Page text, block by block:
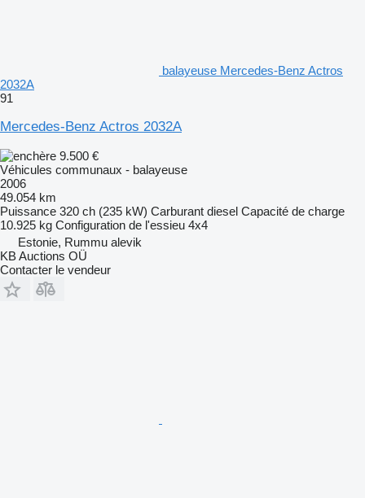
balayeuse Mercedes-Benz Actros
2032A
91
Mercedes-Benz Actros 2032A
9.500 €
Véhicules communaux - balayeuse
2006
49.054 km
Puissance 320 ch (235 kW) Carburant diesel Capacité de charge
10.925 kg Configuration de l'essieu 4x4
Estonie, Rummu alevik
KB Auctions OÜ
Contacter le vendeur